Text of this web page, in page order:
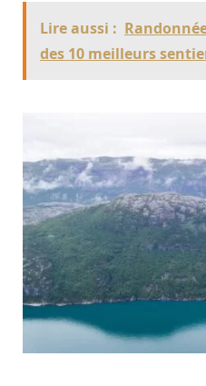
Lire aussi :
des 10 meilleurs